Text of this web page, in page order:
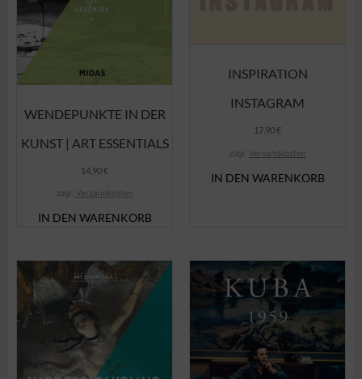
WENDEPUNKTE IN DER
KUNST | ART ESSENTIALS
14,90€
zzgl. Versandkosten
IN DEN WARENKORB
INSPIRATION
INSTAGRAM
17,90€
zzgl. Versandkosten
IN DEN WARENKORB